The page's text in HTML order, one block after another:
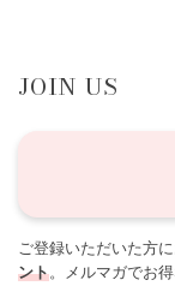
JOIN US
ご登録いただいた方
ント。メルマガでお